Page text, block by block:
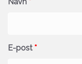
E-post *